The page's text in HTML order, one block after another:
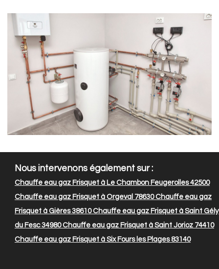
Nous intervenons également sur :
Chauffe eau gaz Frisquet à Le Chambon Feugerolles 42500
Chauffe eau gaz Frisquet à Orgeval 78630Chauffe eau gaz
Frisquet à Gières 38610Chauffe eau gaz Frisquet à Saint Gély
du Fesc 34980Chauffe eau gaz Frisquet à Saint Jorioz 74410
Chauffe eau gaz Frisquet à Six Fours les Plages 83140